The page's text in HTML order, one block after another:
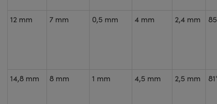
12 mm 7 mm 0,5 mm 4 mm 2,4 mm
14,8 mm 8 mm 1 mm 4,5 mm 2,5 mm